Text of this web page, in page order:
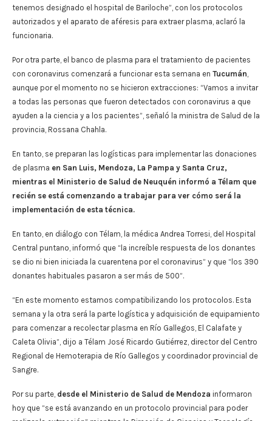
tenemos designado el hospital de Bariloche”, con los protocolos
autorizados y el aparato de aféresis para extraer plasma, aclaró la
funcionaria.
Por otra parte, el banco de plasma para el tratamiento de pacientes
con coronavirus comenzará a funcionar esta semana en Tucumán,
aunque por el momento no se hicieron extracciones: “Vamos a invitar
a todas las personas que fueron detectados con coronavirus a que
ayuden a la ciencia y a los pacientes”, señaló la ministra de Salud de la
provincia, Rossana Chahla.
En tanto, se preparan las logísticas para implementar las donaciones
de plasma en San Luis, Mendoza, La Pampa y Santa Cruz,
mientras el Ministerio de Salud de Neuquén informó a Télam que
recién se está comenzando a trabajar para ver cómo será la
implementación de esta técnica.
En tanto, en diálogo con Télam, la médica Andrea Torresi, del Hospital
Central puntano, informó que “la increíble respuesta de los donantes
se dio ni bien iniciada la cuarentena por el coronavirus” y que “los 390
donantes habituales pasaron a ser más de 500”.
“En este momento estamos compatibilizando los protocolos. Esta
semana y la otra será la parte logística y adquisición de equipamiento
para comenzar a recolectar plasma en Río Gallegos, El Calafate y
Caleta Olivia”, dijo a Télam José Ricardo Gutiérrez, director del Centro
Regional de Hemoterapia de Río Gallegos y coordinador provincial de
Sangre.
Por su parte, desde el Ministerio de Salud de Mendoza informaron
hoy que “se está avanzando en un protocolo provincial para poder